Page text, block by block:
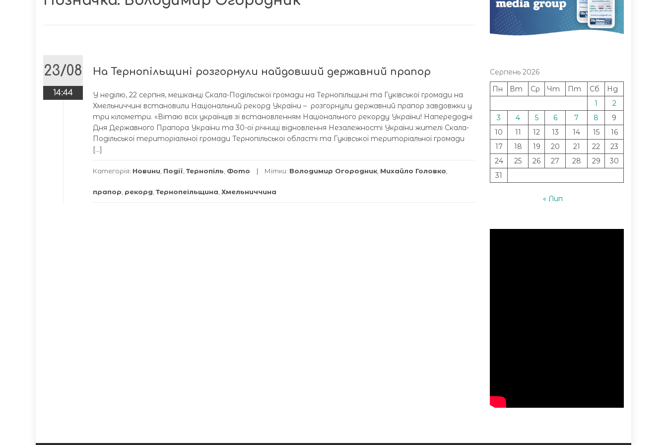
23/08
14:44
На Тернопільщині розгорнули найдовший державний прапор
У неділю, 22 серпня, мешканці Скала-Подільської громади на Тернопільщині та Гуківської громади на
Хмельниччині встановили Національний рекорд України – розгорнули державний прапор завдовжки у
три кілометри. «Вітаю всіх українців зі встановленням Національного рекорду України! Напередодні
Дня Державного Прапора України та 30-ої річниці відновлення Незалежності України жителі Скала-
Подільської територіальної громади Тернопільськоі області та Гуківської територіальної громади
[…]
Категорія: Новини Події Тернопіль Фото Мітки: Володимир Огородник Михайло Головко
прапор рекорд Тернопеільщина Хмельниччина
Серпень 2026
Пн
Вт Ср Чт Пт Сб
Нд
1
2
3
4 5 6 7 8
9
10
11 12 13 14 15
16
17
18 19 20 21 22
23
24
25 26 27 28 29
30
31
« Лип